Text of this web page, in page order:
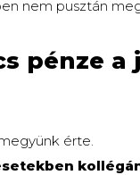
nem pusztán
pénze a
érte.